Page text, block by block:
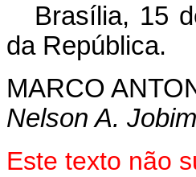
Brasília, 15
da República.
MARCO
Nelson A. Jobim
Este texto não